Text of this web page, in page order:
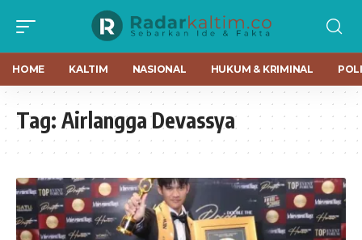
HOME KALTIM NASIONAL HUKUM & KRIMINAL
Tag: Airlangga Devassya